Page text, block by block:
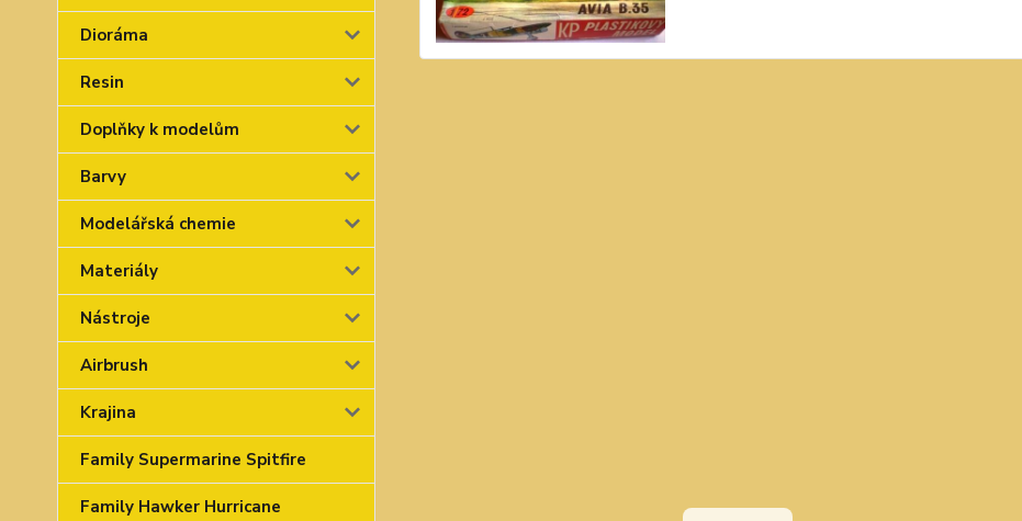
Dioráma
Resin
Doplňky k modelům
Barvy
Modelářská chemie
Materiály
Nástroje
Airbrush
Krajina
Family Supermarine Spitfire
Family Hawker Hurricane